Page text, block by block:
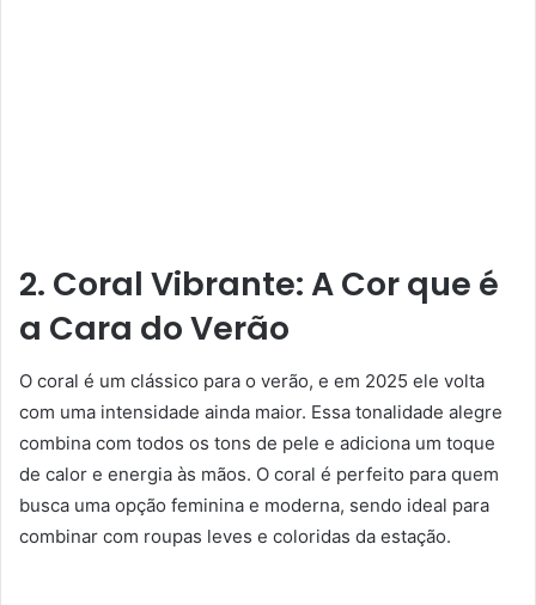
2. Coral Vibrante: A Cor que é
a Cara do Verão
O coral é um clássico para o verão, e em 2025 ele volta
com uma intensidade ainda maior. Essa tonalidade alegre
combina com todos os tons de pele e adiciona um toque
de calor e energia às mãos. O coral é perfeito para quem
busca uma opção feminina e moderna, sendo ideal para
combinar com roupas leves e coloridas da estação.